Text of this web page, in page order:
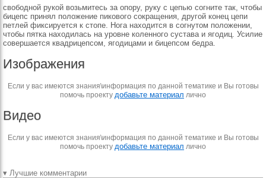
свобод­ной рукой возьмитесь за опору, руку с цепью согни­те так, чтобы
бицепс при­нял положение пикового со­кращения, другой конец це­пи
петлей фиксируется к стопе. Нога находится в согнутом положении,
чтобы пятка находилась на уров­не коленного сустава и яго­диц. Усилие
совершается квадрицепсом, ягодицами и бицепсом бедра.
Изображения
Если у вас имеются знания\информация по данной тематике и Вы готовы
помочь проекту добавьте материал лично
Видео
Если у вас имеются знания\информация по данной тематике и Вы готовы
помочь проекту добавьте материал лично
▾ Лучшие комментарии